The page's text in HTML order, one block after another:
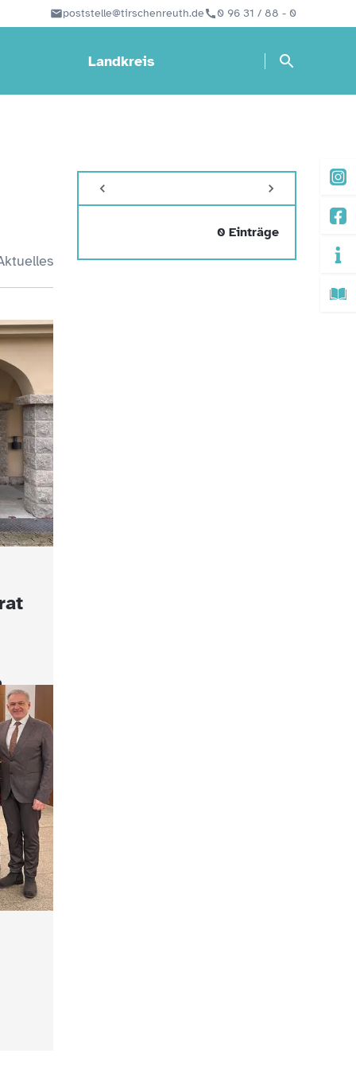
poststelle@tirschenreuth.de 0 96 31 / 88 - 0
Landkreis
0 Einträge